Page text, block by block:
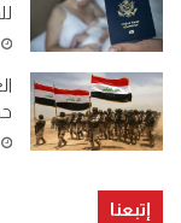
إتبعنا